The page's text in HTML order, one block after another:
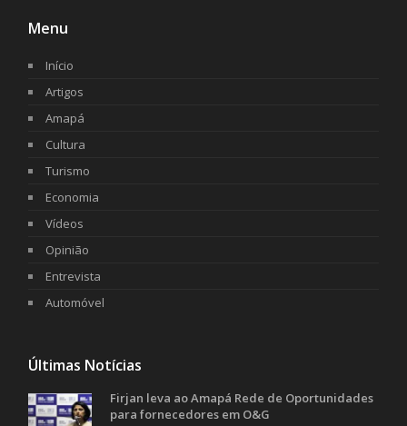
Menu
Início
Artigos
Amapá
Cultura
Turismo
Economia
Vídeos
Opinião
Entrevista
Automóvel
Últimas Notícias
Firjan leva ao Amapá Rede de Oportunidades
para fornecedores em O&G